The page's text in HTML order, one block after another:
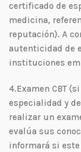
certificado de
medicina,
reputación). A
autenticidad de
instituciones
4.Examen CBT
especialidad y
realizar un
evalúa sus
informará si